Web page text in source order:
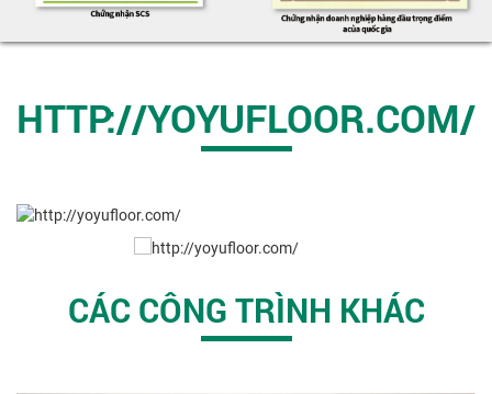
HTTP://YOYUFLOOR.COM/
CÁC CÔNG TRÌNH KHÁC